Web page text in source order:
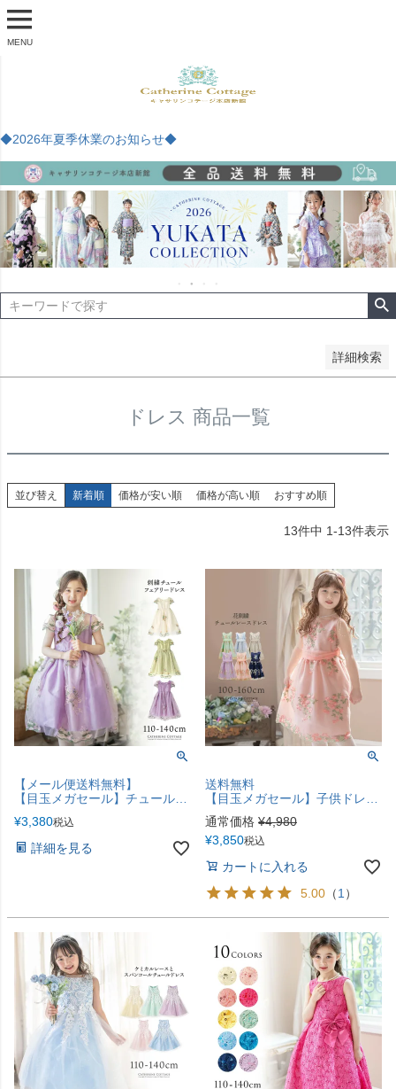
MENU
◆2026年夏季休業のお知らせ◆
詳細検索
新着順
登録順
価格が安い順
価格が高い順
優先度順
レビュー順
検索
ドレス 商品一覧
並び替え 新着順 価格が安い順 価格が高い順 おすすめ順
13件中 1-13件表示
【メール便送料無料】
【目玉メガセール】チュールレースフェアリードレス フォーマル ドレス 110 120 130 140 シースルー 透け感 花柄レース 白 紫 緑 キャサリンコテージ YUP12《メール便優先商品》
¥3,380税込
詳細を見る
送料無料
【目玉メガセール】子供ドレス 花刺繍チュールレースドレス・プティ 発表会衣装 キッズドレス キャサリンコテージ TAK
通常価格 ¥4,980
¥3,850税込
カートに入れる
5.00 （1 ）